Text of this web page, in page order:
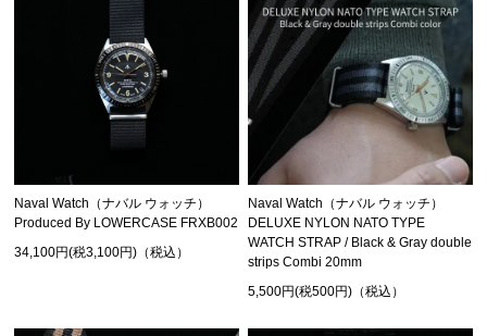
Naval Watch（ナバル ウォッチ）
Produced By LOWERCASE FRXB002
34,100円(税3,100円)（税込）
Naval Watch（ナバル ウォッチ）
DELUXE NYLON NATO TYPE
WATCH STRAP / Black & Gray double
strips Combi 20mm
5,500円(税500円)（税込）